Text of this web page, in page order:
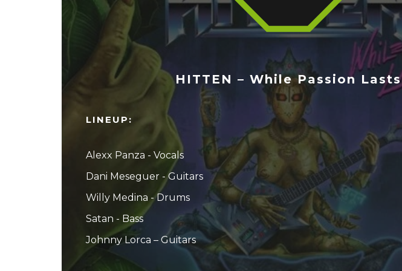
HITTEN – While Passion Lasts
LINEUP:
Alexx Panza - Vocals
Dani Meseguer - Guitars
Willy Medina - Drums
Satan - Bass
Johnny Lorca – Guitars